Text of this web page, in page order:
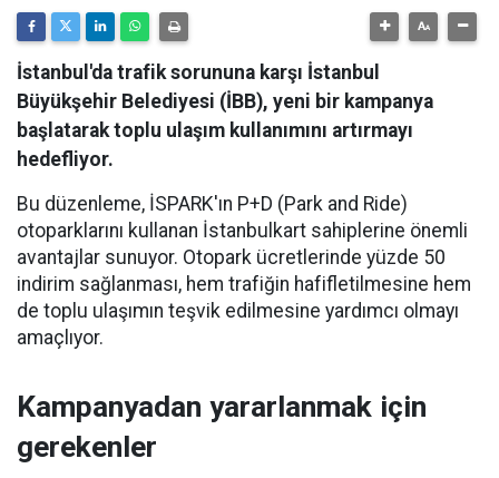
İstanbul'da trafik sorununa karşı İstanbul
Büyükşehir Belediyesi (İBB), yeni bir kampanya
başlatarak toplu ulaşım kullanımını artırmayı
hedefliyor.
Bu düzenleme, İSPARK'ın P+D (Park and Ride)
otoparklarını kullanan İstanbulkart sahiplerine önemli
avantajlar sunuyor. Otopark ücretlerinde yüzde 50
indirim sağlanması, hem trafiğin hafifletilmesine hem
de toplu ulaşımın teşvik edilmesine yardımcı olmayı
amaçlıyor.
Kampanyadan yararlanmak için
gerekenler